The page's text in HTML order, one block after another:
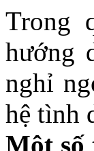
Trong
hướng
nghỉ
hệ tình
Một số